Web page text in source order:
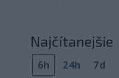
Najčítanejšie
6h 24h 7d